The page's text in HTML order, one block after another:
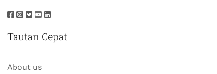
Tautan Cepat
About us